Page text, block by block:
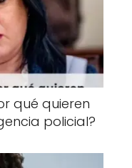
qué quieren
policial?